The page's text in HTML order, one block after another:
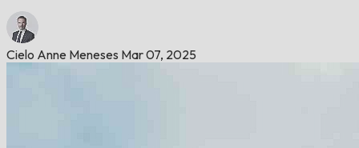
Cielo Anne Meneses Mar 07, 2025